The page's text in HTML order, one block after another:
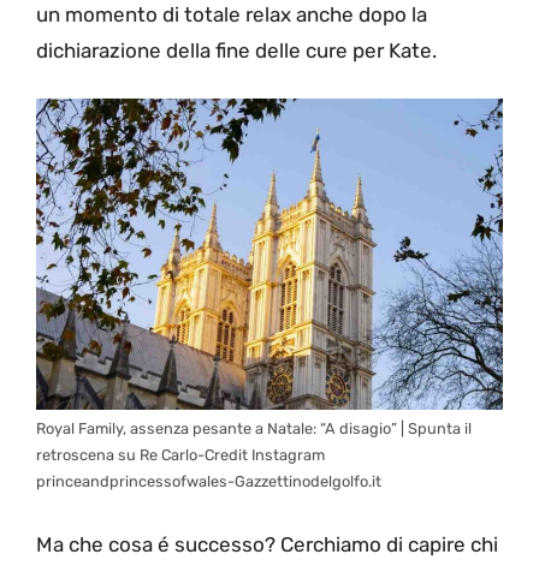
un momento di totale relax anche dopo la
dichiarazione della fine delle cure per Kate.
Royal Family, assenza pesante a Natale: “A disagio” | Spunta il
retroscena su Re Carlo-Credit Instagram
princeandprincessofwales-Gazzettinodelgolfo.it
Ma che cosa é successo? Cerchiamo di capire chi